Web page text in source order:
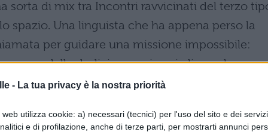
- La tua privacy è la nostra priorità
utilizza cookie: a) necessari (tecnici) per l'uso del sito e dei
e di profilazione, anche di terze parti, per mostrarti annunci
sorta di mix tra Incontri ravvicinati del terzo
spazio. Una linguista che ha appena perso la
per guidare una missione impossibile:
una delle dodici enormi navi aliene che
varie località del mondo. La sfida più grande
belliche dei militari, ma anche trovare una
che di umano non hanno nulla.